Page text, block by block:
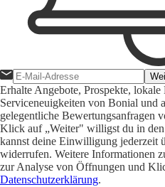
Erhalte Angebote, Prospekte,
Serviceneuigkeiten von Bonial und
gelegentliche Bewertungsanfragen
Klick auf „Weiter" willigst du in
kannst deine Einwilligung jederzeit
widerrufen. Weitere Informationen
zur Analyse von Öffnungen und
Datenschutzerklärung.